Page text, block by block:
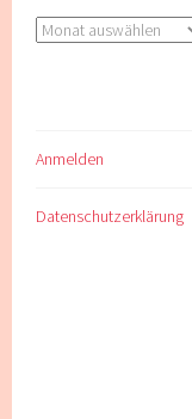
Archiv
Anmelden
Datenschutzerklärung